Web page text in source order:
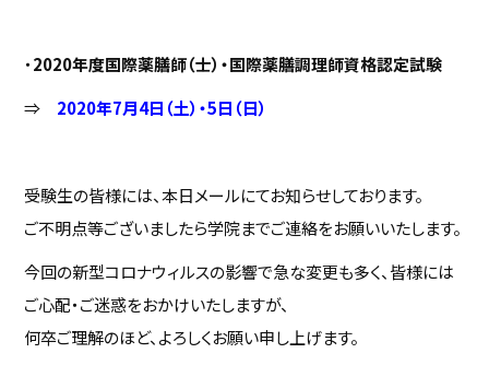
・2020年度国際薬膳師（士）・国際薬膳調理師資格認定試験
⇒ 2020年7月4日（土）・5日（日）
受験生の皆様には、本日メールにてお知らせしております。
ご不明点等ございましたら学院までご連絡をお願いいたします。
今回の新型コロナウィルスの影響で急な変更も多く、皆様には
ご心配・ご迷惑をおかけいたしますが、
何卒ご理解のほど、よろしくお願い申し上げます。